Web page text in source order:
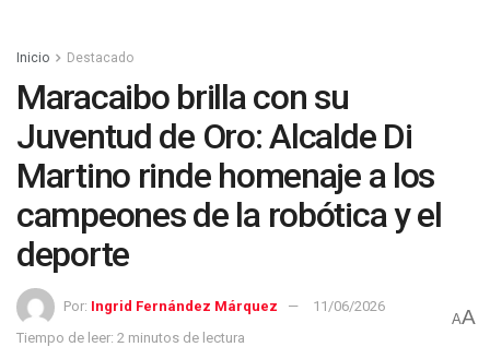
Inicio Destacado
Maracaibo brilla con su
Juventud de Oro: Alcalde Di
Martino rinde homenaje a los
campeones de la robótica y el
deporte
Por: Ingrid Fernández Márquez
11/06/2026
Tiempo de leer: 2 minutos de lectura
AA